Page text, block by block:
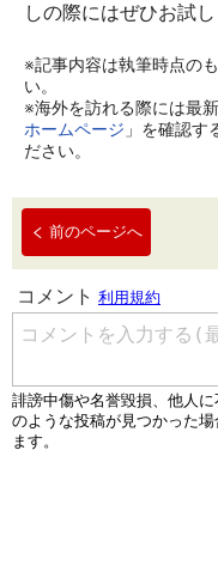
しの際にはぜひお試し
※記事内容は執筆時点の
い。
※海外を訪れる際には最
ホームページ 」を確認す
ださい。
前のページへ